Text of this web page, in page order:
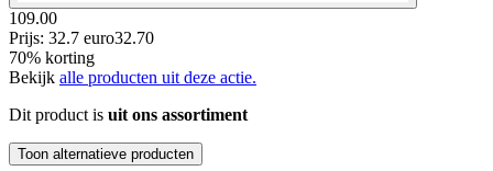
109.00
Prijs: 32.7 euro32.70
70% korting
Bekijk alle producten uit deze actie.
Dit product is uit ons assortiment
Toon alternatieve producten